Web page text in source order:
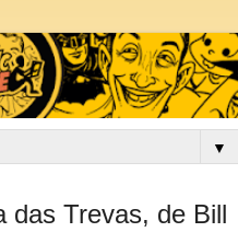
▼
das Trevas, de Bill